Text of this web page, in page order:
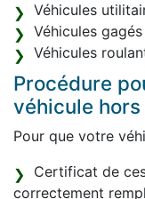
Véhicules
Véhicules
Véhicules
Procédure
véhicule hors
Pour que votre
Certificat de
correctement